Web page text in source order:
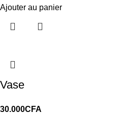
Ajouter au panier
Vase
30.000CFA